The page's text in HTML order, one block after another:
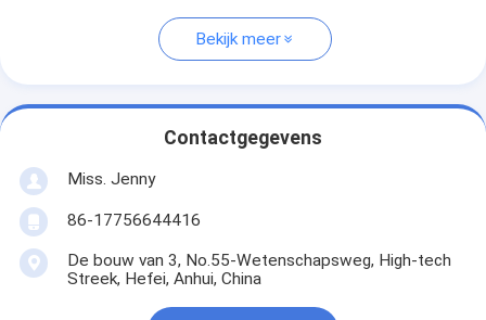
Bekijk meer
Contactgegevens
Miss. Jenny
86-17756644416
De bouw van 3, No.55-Wetenschapsweg, High-tech
Streek, Hefei, Anhui, China